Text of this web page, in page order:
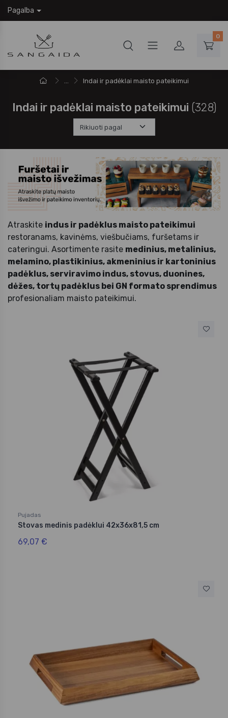
Pagalba
0
... Indai ir padėklai maisto pateikimui
Indai ir padėklai maisto pateikimui (328)
Atraskite indus ir padėklus maisto pateikimui
restoranams, kavinėms, viešbučiams, furšetams ir
cateringui. Asortimente rasite medinius, metalinius,
melamino, plastikinius, akmeninius ir kartoninius
padėklus, serviravimo indus, stovus, duonines,
dėžes, tortų padėklus bei GN formato sprendimus
profesionaliam maisto pateikimui.
Pujadas
Stovas medinis padėklui 42x36x81,5 cm
69,07 €